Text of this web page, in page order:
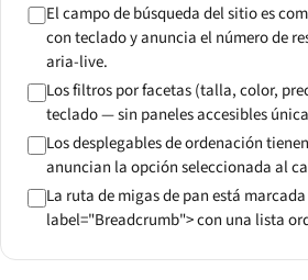
El campo de búsqueda del sitio es
con teclado y anuncia el número de
aria-live.
Los filtros por facetas (talla, color,
teclado — sin paneles accesibles
Los desplegables de ordenación
anuncian la opción seleccionada al
La ruta de migas de pan está
label="Breadcrumb"> con una lista